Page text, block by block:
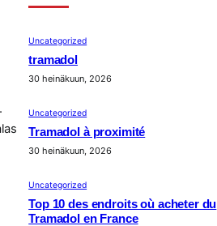
Uncategorized
tramadol
30 heinäkuun, 2026
Uncategorized
Tramadol à proximité
30 heinäkuun, 2026
Uncategorized
Top 10 des endroits où acheter du
Tramadol en France